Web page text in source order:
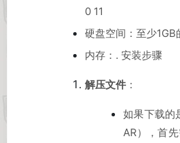
0 11
硬盘空间：至少1GB
内存：. 安装步骤
解压文件 ：
如果下载的
AR），首